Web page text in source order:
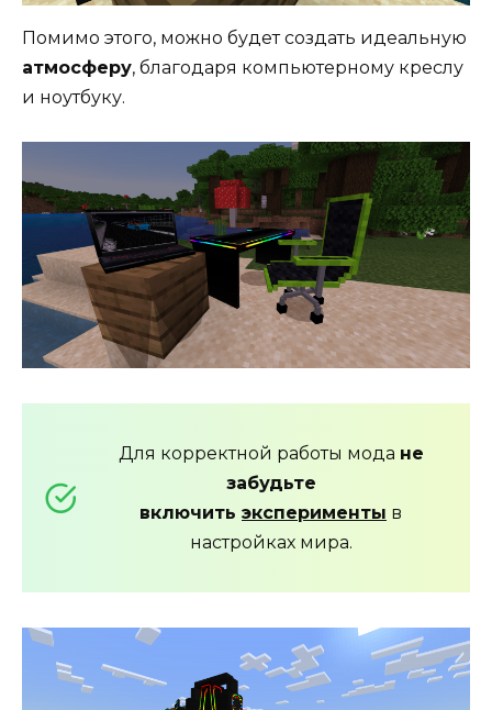
Помимо этого, можно будет создать идеальную
атмосферу, благодаря компьютерному креслу
и ноутбуку.
Для корректной работы мода не
забудьте
включить эксперименты в
настройках мира.